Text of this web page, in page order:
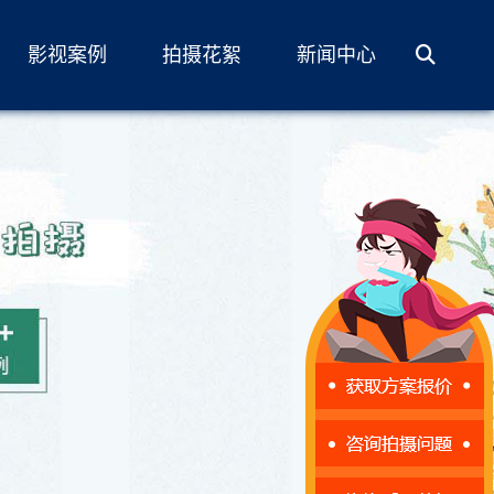
影视案例 拍摄花絮 新闻中心